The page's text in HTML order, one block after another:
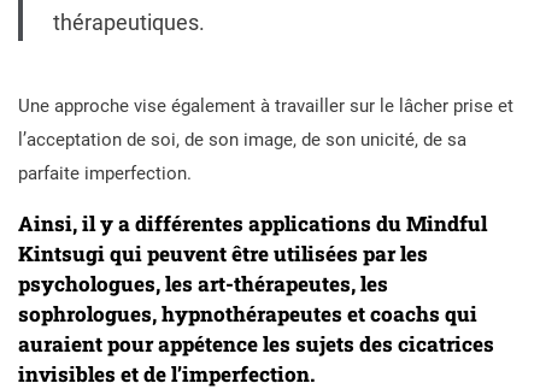
thérapeutiques.
Une approche vise également à travailler sur le lâcher prise et
l’acceptation de soi, de son image, de son unicité, de sa
parfaite imperfection.
Ainsi, il y a différentes applications du Mindful
Kintsugi qui peuvent être utilisées par les
psychologues, les art-thérapeutes, les
sophrologues, hypnothérapeutes et coachs qui
auraient pour appétence les sujets des cicatrices
invisibles et de l’imperfection.